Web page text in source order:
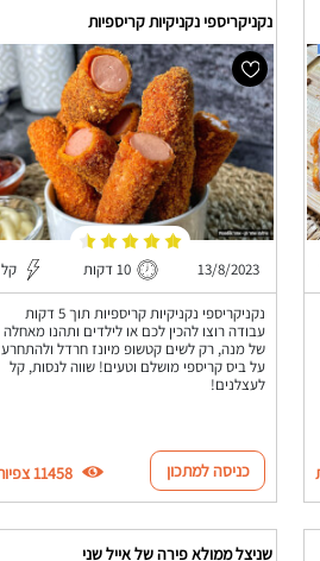
נקניקריספי נקניקיות קריספיות
13/8/2023 10 דקות קל
נקניקריספי נקניקיות קריספיות תוך 5 דקות
עבודה רוצו להכין לכם או לילדים ותהנו מאחלה
של מנה, רק לשים קטשופ מיונז חרדל ולהתחרע
על ביס קריספי מושלם וטעים! שווה לנסות, קל
לעצלנים!
כניסה למתכון 11458 צפיות
שניצל ממולא פירה של אייל שני